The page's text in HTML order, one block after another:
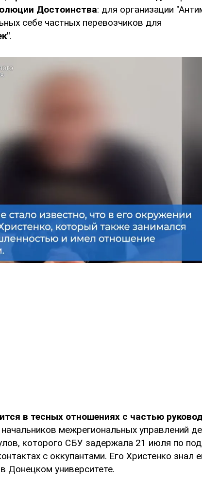
Достоинства: для организации
себе частных перевозчиков для
.
в тесных отношениях с частью
межрегиональных управлений
которого СБУ задержала 21 июля по
с оккупантами. Его Христенко знал
Донецком университете.